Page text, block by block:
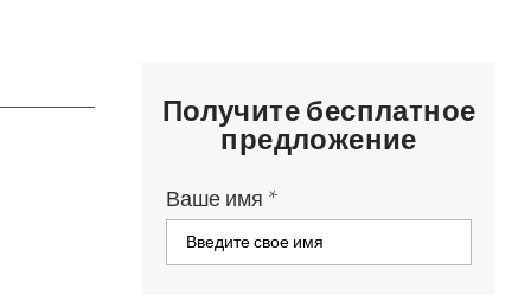
Получите бесплатное
предложение
Ваше имя *